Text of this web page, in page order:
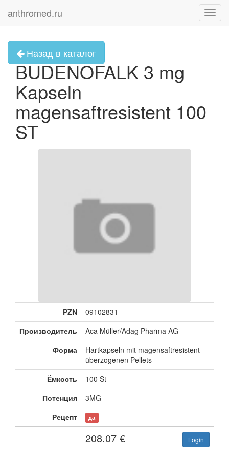
anthromed.ru
Назад в каталог
BUDENOFALK 3 mg
Kapseln
magensaftresistent 100
ST
PZN
09102831
Производитель
Aca Müller/Adag Pharma AG
Форма
Hartkapseln mit magensaftresistent
überzogenen Pellets
Ёмкость
100 St
Потенция
3MG
Рецепт
да
208.07 € Login